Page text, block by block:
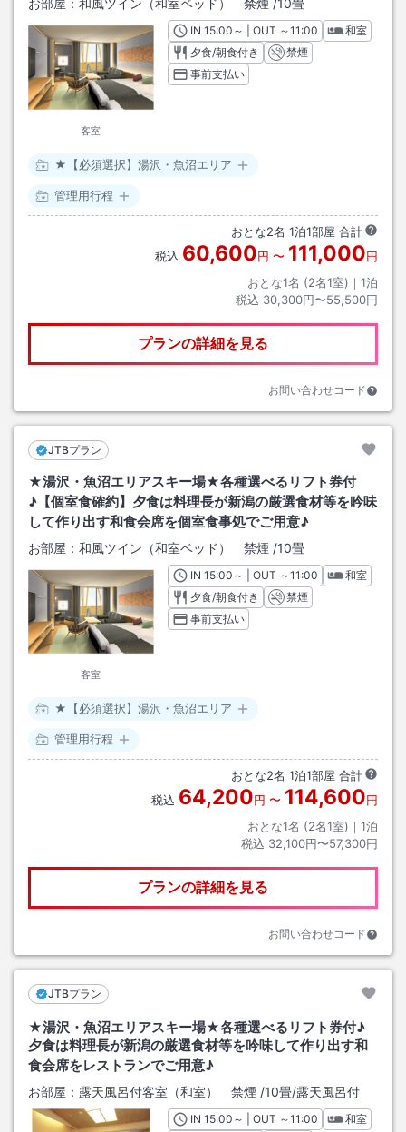
お部屋： 和風ツイン（和室ベッド） 禁煙 /10畳
客室
INチェックイン
15:00 ～ | OUT チェックアウト
～11:00
和室
夕食/朝食付き
禁煙
事前支払い
★【必須選択】湯沢・魚沼エリア
管理用行程
おとな2名 1泊1部屋 合計
税込 60,600円 〜 111,000円
おとな1名 (2名1室)｜ 1泊
税込 30,300円〜55,500円
プランの詳細を見る
お問い合わせコード
JTBプラン
★湯沢・魚沼エリアスキー場★各種選べるリフト券付
♪【個室食確約】夕食は料理長が新潟の厳選食材等を吟味
して作り出す和食会席を個室食事処でご用意♪
お部屋： 和風ツイン（和室ベッド） 禁煙 /10畳
客室
INチェックイン
15:00 ～ | OUT チェックアウト
～11:00
和室
夕食/朝食付き
禁煙
事前支払い
★【必須選択】湯沢・魚沼エリア
管理用行程
おとな2名 1泊1部屋 合計
税込 64,200円 〜 114,600円
おとな1名 (2名1室)｜ 1泊
税込 32,100円〜57,300円
プランの詳細を見る
お問い合わせコード
JTBプラン
★湯沢・魚沼エリアスキー場★各種選べるリフト券付♪
夕食は料理長が新潟の厳選食材等を吟味して作り出す和
食会席をレストランでご用意♪
お部屋： 露天風呂付客室（和室） 禁煙 /10畳/露天風呂付
INチェックイン
15:00 ～ | OUT チェックアウト
～11:00
和室